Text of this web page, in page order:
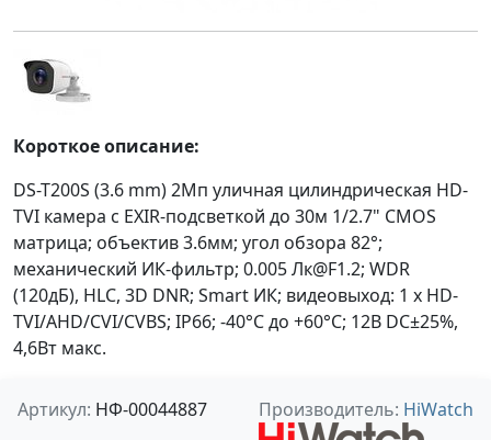
Короткое описание:
DS-T200S (3.6 mm) 2Мп уличная цилиндрическая HD-
TVI камера с EXIR-подсветкой до 30м 1/2.7" CMOS
матрица; объектив 3.6мм; угол обзора 82°;
механический ИК-фильтр; 0.005 Лк@F1.2; WDR
(120дБ), HLC, 3D DNR; Smart ИК; видеовыход: 1 х HD-
TVI/AHD/CVI/CVBS; IP66; -40°С до +60°С; 12В DC±25%,
4,6Вт макс.
Артикул: НФ-00044887 Производитель: HiWatch